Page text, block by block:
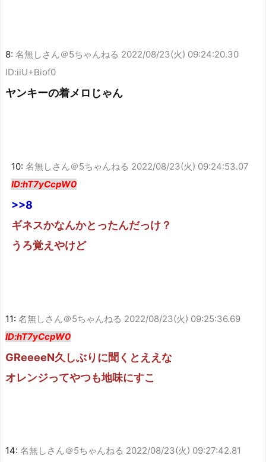
8: 名無しさん＠5ちゃんねる 2022/08/23(火) 09:24:20.30
ID:iiU+Biof0
ヤンキーの着メロじゃん
10: 名無しさん＠5ちゃんねる 2022/08/23(火) 09:24:53.07
ID:hT7yCcpW0
>>8
ギネスかなんかとったんだっけ？
うろ覚えやけど
11: 名無しさん＠5ちゃんねる 2022/08/23(火) 09:25:36.69
ID:hT7yCcpW0
GReeeeN久しぶりに聞くとええな
オレンジってやつも地味にすこ
14: 名無しさん＠5ちゃんねる 2022/08/23(火) 09:27:42.81